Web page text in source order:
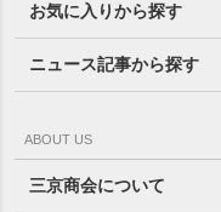
お気に入りから探す
ニュース記事から探す
ABOUT US
三京商会について